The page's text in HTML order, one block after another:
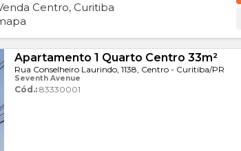
Centro, Curitiba
Apartamento 1 Quarto Centro 33m²
Rua Conselheiro Laurindo, 1138, Centro - Curitiba/PR
Seventh Avenue
Cód.: 83330001